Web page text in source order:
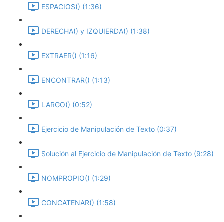
ESPACIOS() (1:36)
DERECHA() y IZQUIERDA() (1:38)
EXTRAER() (1:16)
ENCONTRAR() (1:13)
LARGO() (0:52)
Ejercicio de Manipulación de Texto (0:37)
Solución al Ejercicio de Manipulación de Texto (9:28)
NOMPROPIO() (1:29)
CONCATENAR() (1:58)